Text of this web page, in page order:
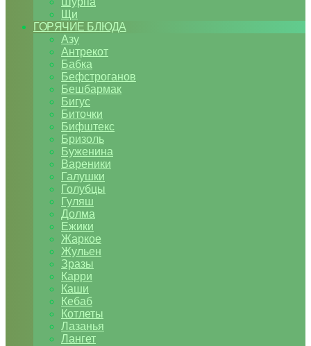
Щи
ГОРЯЧИЕ БЛЮДА
Азу
Антрекот
Бабка
Бефстроганов
Бешбармак
Бигус
Биточки
Бифштекс
Бризоль
Буженина
Вареники
Галушки
Голубцы
Гуляш
Долма
Ежики
Жаркое
Жульен
Зразы
Карри
Каши
Кебаб
Котлеты
Лазанья
Лангет